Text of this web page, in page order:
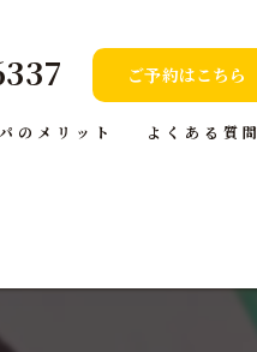
ご予約はこちら
のメリット よくある質問